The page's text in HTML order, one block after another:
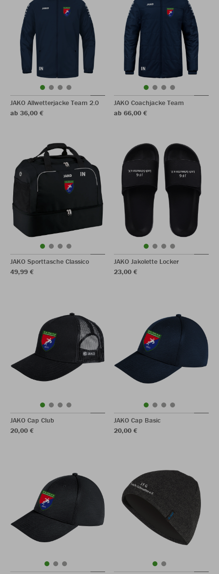
JAKO Allwetterjacke Team 2.0
ab 36,00 €
JAKO Coachjacke Team
ab 66,00 €
JAKO Sporttasche Classico
49,99 €
JAKO Jakolette Locker
23,00 €
JAKO Cap Club
20,00 €
JAKO Cap Basic
20,00 €